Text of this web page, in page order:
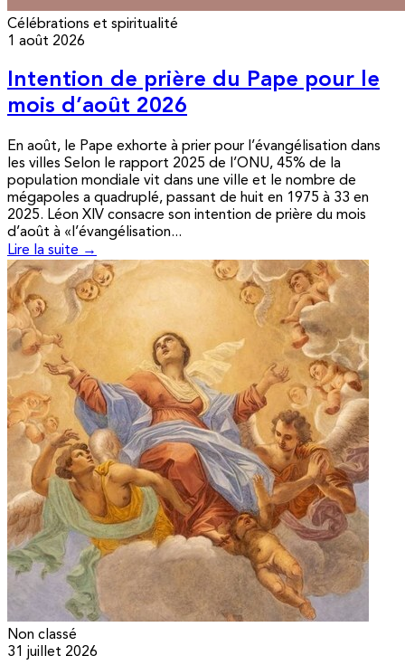
Célébrations et spiritualité
1 août 2026
Intention de prière du Pape pour le
mois d’août 2026
En août, le Pape exhorte à prier pour l’évangélisation dans
les villes Selon le rapport 2025 de l’ONU, 45% de la
population mondiale vit dans une ville et le nombre de
mégapoles a quadruplé, passant de huit en 1975 à 33 en
2025. Léon XIV consacre son intention de prière du mois
d’août à «l’évangélisation...
Lire la suite →
Non classé
31 juillet 2026